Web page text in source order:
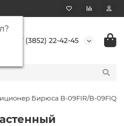
?
+7 (3852) 22-42-45
Бирюса B-09FIR/B-09FIQ